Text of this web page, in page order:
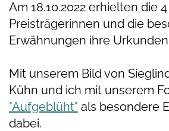
Am 18.10.2022 erhielten die 4
Preisträgerinnen und die
Erwähnungen ihre
Mit unserem Bild von
Kühn und ich mit unserem
"Aufgeblüht" als besondere
dabei.